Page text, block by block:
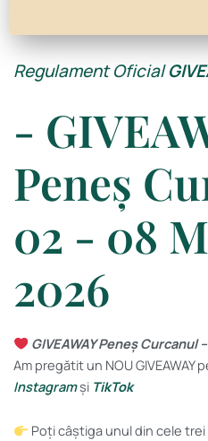
Regulament Oficial
-
Peneș
02 - 08
2026
GIVEAWAY Peneș Curcanul
Am pregătit un NOU GIVEAWAY
Instagramși TikTok
Poți câștiga unul din cele